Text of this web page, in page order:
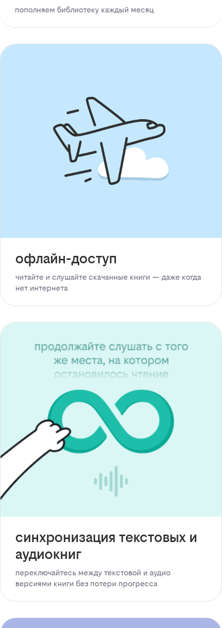
пополняем библиотеку каждый месяц
офлайн-доступ
читайте и слушайте скачанные книги — даже когда
нет интернета
синхронизация текстовых и
аудиокниг
переключайтесь между текстовой и аудио
версиями книги без потери прогресса